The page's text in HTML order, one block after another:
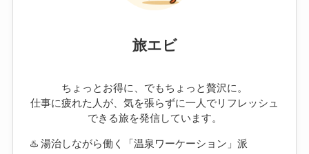
旅エビ
ちょっとお得に、でもちょっと贅沢に。
仕事に疲れた人が、気を張らずに一人でリフレッシュ
できる旅を発信しています。
♨️ 湯治しながら働く「温泉ワーケーション」派